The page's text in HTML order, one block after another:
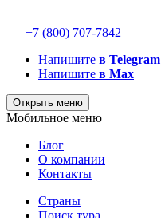
+7 (800) 707-7842
Напишите в Telegram
Напишите в Max
Открыть меню
Мобильное меню
Блог
О компании
Контакты
Страны
Поиск тура